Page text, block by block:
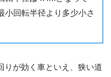
小回転半径より多少小さ
りが効く車といえ、狭い道